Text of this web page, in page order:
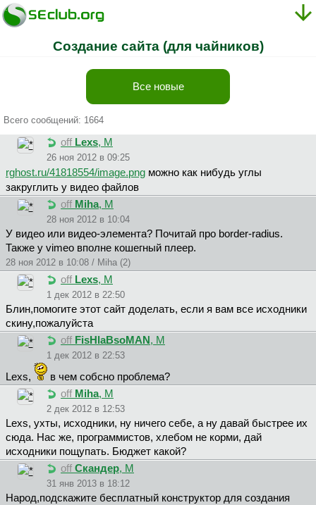
Создание сайта (для чайников)
Все новые
Всего сообщений: 1664
off Lexs, М
26 ноя 2012 в 09:25
rghost.ru/41818554/image.png можно как нибудь углы
закруглить у видео файлов
off Miha, М
28 ноя 2012 в 10:04
У видео или видео-элемента? Почитай про border-radius.
Также у vimeo вполне кошегный плеер.
28 ноя 2012 в 10:08 / Miha (2)
off Lexs, М
1 дек 2012 в 22:50
Блин,помогите этот сайт доделать, если я вам все исходники
скину,пожалуйста
off FisHlaBsoMAN , М
1 дек 2012 в 22:53
Lexs,
в чем собсно проблема?
off Miha, М
2 дек 2012 в 12:53
Lexs, ухты, исходники, ну ничего себе, а ну давай быстрее их
сюда. Нас же, программистов, хлебом не корми, дай
исходники пощупать. Бюджет какой?
off Скандер, М
31 янв 2013 в 18:12
Народ,подскажите бесплатный конструктор для создания